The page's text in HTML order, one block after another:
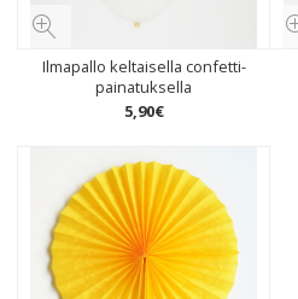
Ilmapallo keltaisella confetti-
painatuksella
5,90€